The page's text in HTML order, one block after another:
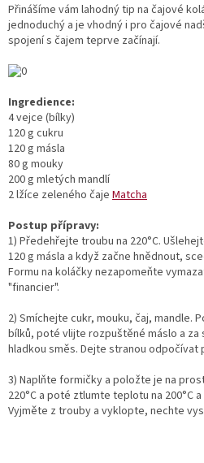
Přinášíme vám lahodný tip na čajové
jednoduchý a je vhodný i pro čajové
spojení s čajem teprve začínají.
Ingredience:
4 vejce (bílky)
120 g cukru
120 g másla
80 g mouky
200 g mletých mandlí
2 lžíce zeleného čaje Matcha
Postup přípravy:
1) Předehřejte troubu na 220°C.
120 g másla a když začne hnědnout,
Formu na koláčky nezapomeňte
"financier".
2) Smíchejte cukr, mouku, čaj, mandle.
bílků, poté vlijte rozpuštěné máslo a
hladkou směs. Dejte stranou odpočívat
3) Naplňte formičky a položte je na
220°C a poté ztlumte teplotu na 200°C
Vyjměte z trouby a vyklopte, nechte